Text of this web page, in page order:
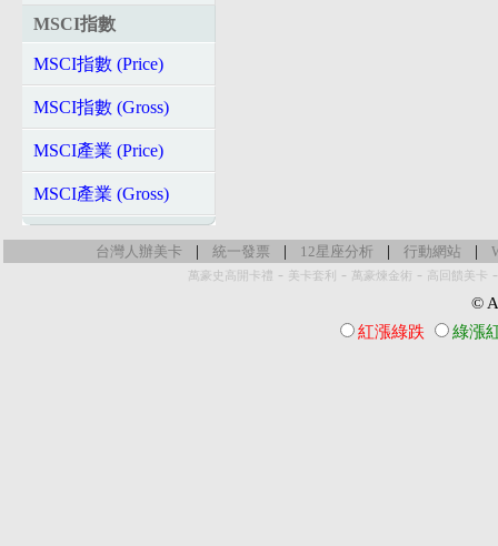
MSCI指數
MSCI指數 (Price)
MSCI指數 (Gross)
MSCI產業 (Price)
MSCI產業 (Gross)
台灣人辦美卡 | 統一發票 | 12星座分析 | 行動網站 |
萬豪史高開卡禮 - 美卡套利 - 萬豪煉金術 - 高回饋美卡
©
紅漲綠跌
綠漲